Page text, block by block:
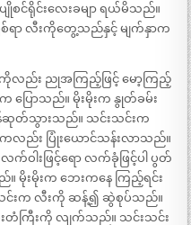
စင်ရိုင်းလေးခမျာ ရယ်မိသည်။
စ်ရာ လီးကိုတွေ့သည်နှင့် မျက်နှာက
လည်း ညုအကြည့်ဖြင့် မော့ကြည့်
ပြောသည်။ မိုးမိုးက နွုတ်ခမ်း
ဆုတ်သွားသည်။ သင်းသင်းက
လည်း ပြုံးယောင်သန်းလာသည်။
ါးဖြင့်ရော လက်ခုံဖြင့်ပါ ပွတ်
းမိုးက ဘေးကနေ ကြည့်ရင်း
သင်းက လီးကို ဆန့်၍ ဆွဲစုပ်သည်။
တံကြီးကို လျက်သည်။ သင်းသင်း